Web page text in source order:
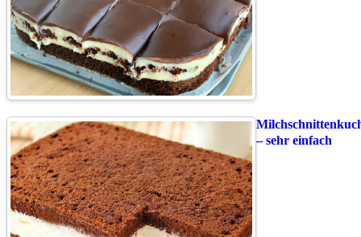
– sehr einfach